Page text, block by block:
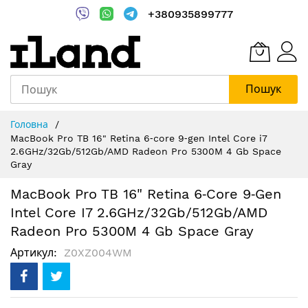
+380935899777
Пошук
Content
Головна
MacBook Pro TB 16" Retina 6‑core 9‑gen Intel Core i7
2.6GHz/32Gb/512Gb/AMD Radeon Pro 5300M 4 Gb Space
Gray
MacBook Pro TB 16" Retina 6‑core 9‑gen
Intel Core I7 2.6GHz/32Gb/512Gb/AMD
Radeon Pro 5300M 4 Gb Space Gray
Артикул Z0XZ004WM